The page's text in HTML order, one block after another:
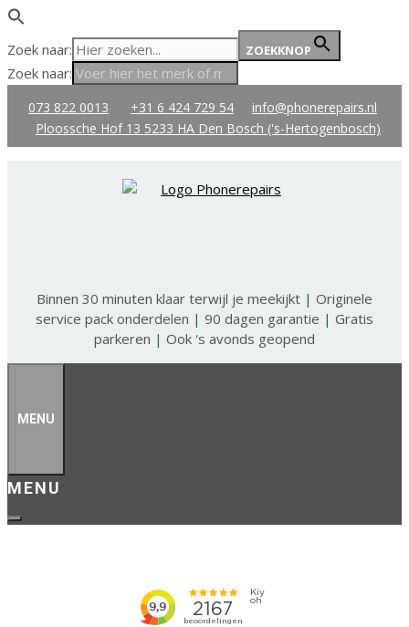
Zoek naar: ZOEKKNOP
Zoek naar:
naar073 822 0013 +31 6 424 729 54
info@phonerepairs.nl
Ploossche Hof 13 5233 HA Den Bosch ('s-Hertogenbosch)
Binnen 30 minuten klaar terwijl je meekijkt | Originele
service pack onderdelen | 90 dagen garantie | Gratis
parkeren | Ook 's avonds geopend
MENU